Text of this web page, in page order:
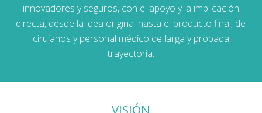
innovadores y seguros, con el apoyo y la implicación
directa, desde la idea original hasta el producto final, de
cirujanos y personal médico de larga y probada
trayectoria.